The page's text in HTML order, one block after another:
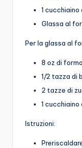
1
Glassa al
Per la glassa al
8 oz di
1/2 tazza di
2 tazze di
1
Istruzioni: